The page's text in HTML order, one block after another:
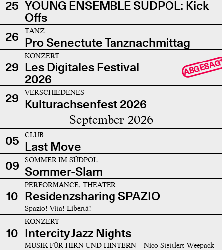
25 YOUNG ENSEMBLE SÜDPOL: Kick
Offs
26
TANZ
Pro Senectute Tanznachmittag
29
KONZERT
Les Digitales Festival
2026
29 VERSCHIEDENES
Kulturachsenfest 2026
September 2026
05 CLUB
Last Move
09
SOMMER IM SÜDPOL
Sommer-Slam
10
PERFORMANCE, THEATER
Residenzsharing SPAZIO
Spazio! Vita! Libertà!
10
KONZERT
Intercity Jazz Nights
MUSIK FÜR HIRN UND HINTERN – Nico Stettlers Weepack